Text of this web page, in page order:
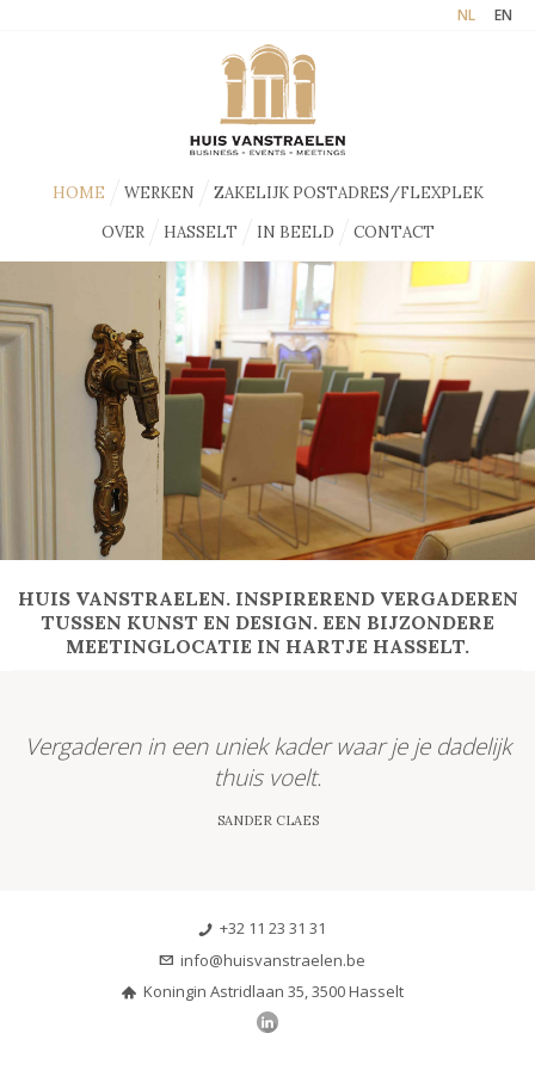
NL EN
HOME WERKEN
ZAKELIJK POSTADRES/FLEXPLEK
OVER
HASSELT IN BEELD CONTACT
HUIS VANSTRAELEN. INSPIREREND VERGADEREN
TUSSEN KUNST EN DESIGN. EEN BIJZONDERE
MEETINGLOCATIE IN HARTJE HASSELT.
Vergaderen in een uniek kader waar je je dadelijk
thuis voelt.
SANDER CLAES
+32 11 23 31 31
info@huisvanstraelen.be
Koningin Astridlaan 35, 3500 Hasselt